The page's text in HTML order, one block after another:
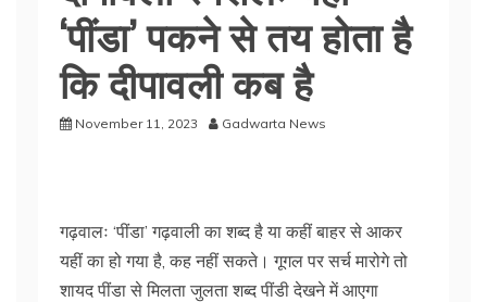
‘पींडा’ पकने से तय होता है
कि दीपावली कब है
November 11, 2023 Gadwarta News
गढ़वालः ‘पींडा’ गढ़वाली का शब्द है या कहीं बाहर से आकर
यहीं का हो गया है, कह नहीं सकते। गूगल पर सर्च मारोगे तो
शायद पींडा से मिलता जुलता शब्द पींडी देखने में आएगा